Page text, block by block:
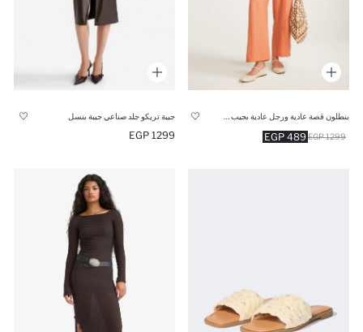
بنطلون قصة عادية ورجل عادية بجيب وخصر مطاطي
489 EGP 1299 EGP
جيبة تريكو جلد صناعي جيبة بنسل
1299 EGP